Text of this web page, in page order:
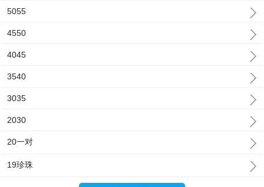
5055
4550
4045
3540
3035
2030
20一对
19珍珠